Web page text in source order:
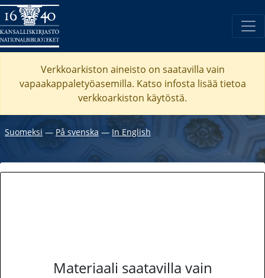
Verkkoarkiston aineisto on saatavilla vain
vapaakappaletyöasemilla. Katso infosta lisää tietoa
verkkoarkiston käytöstä.
Suomeksi ― På svenska ― In English
Materiaali saatavilla vain